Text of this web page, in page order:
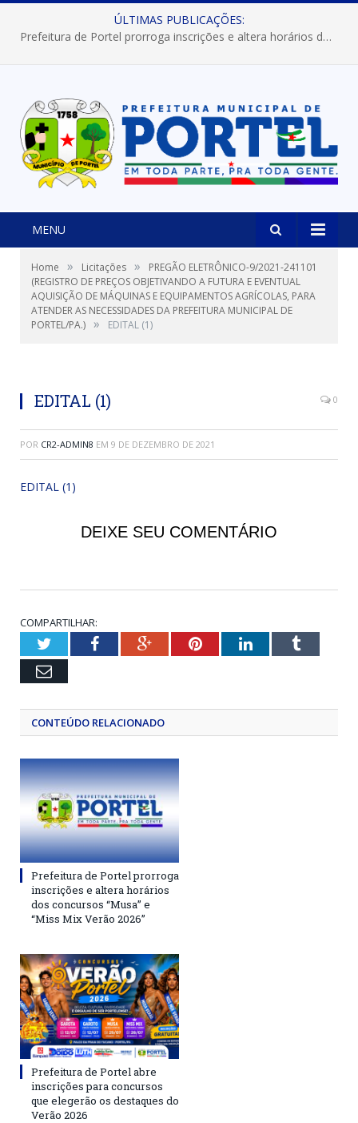
ÚLTIMAS PUBLICAÇÕES:
Prefeitura de Portel prorroga inscrições e altera horários dos concursos “Musa” e “Miss Mix Verão 2026”
MENU
Home » Licitações »
PREGÃO ELETRÔNICO-9/2021-241101
(REGISTRO DE PREÇOS OBJETIVANDO A FUTURA E EVENTUAL
AQUISIÇÃO DE MÁQUINAS E EQUIPAMENTOS AGRÍCOLAS, PARA
ATENDER AS NECESSIDADES DA PREFEITURA MUNICIPAL DE
PORTEL/PA.) » EDITAL (1)
EDITAL (1) 0
POR CR2-ADMIN8 EM 9 DE DEZEMBRO DE 2021
EDITAL (1)
DEIXE SEU COMENTÁRIO
COMPARTILHAR:
TwitterFacebookGoogle+PinterestLinkedInTumblr
Email
CONTEÚDO RELACIONADO
Prefeitura de Portel prorroga
inscrições e altera horários
dos concursos “Musa” e
“Miss Mix Verão 2026”
Prefeitura de Portel abre
inscrições para concursos
que elegerão os destaques do
Verão 2026